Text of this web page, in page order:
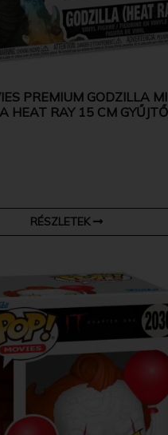
PREMIUM GODZILLA
HEAT RAY 15 CM
RÉSZLETEK